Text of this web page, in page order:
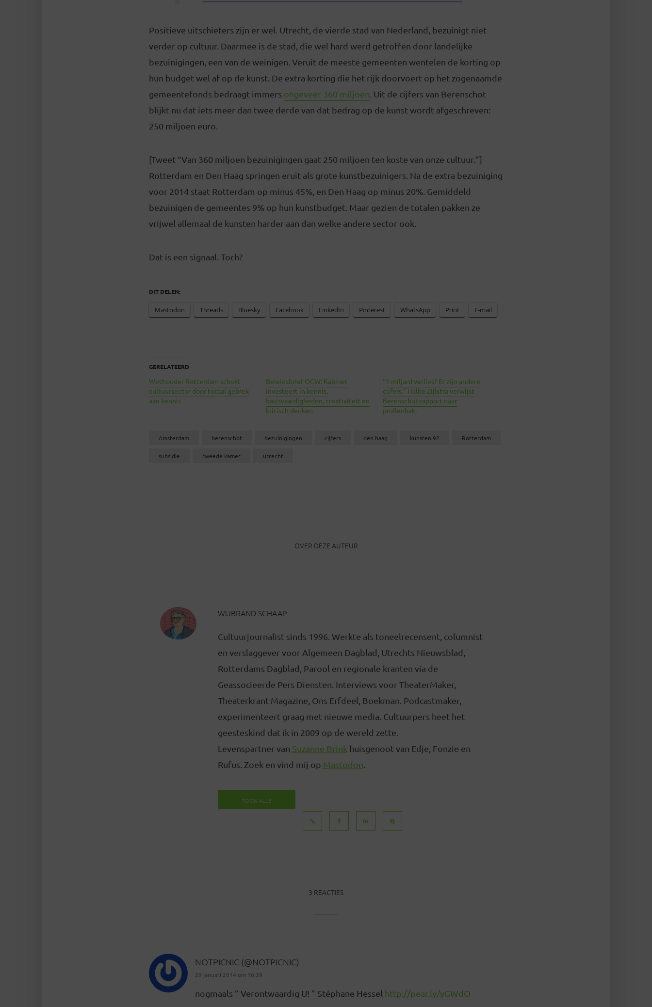
Positieve uitschieters zijn er wel. Utrecht, de vierde stad van Nederland, bezuinigt niet
verder op cultuur. Daarmee is de stad, die wel hard werd getroffen door landelijke
bezuinigingen, een van de weinigen. Veruit de meeste gemeenten wentelen de korting op
hun budget wel af op de kunst. De extra korting die het rijk doorvoert op het zogenaamde
gemeentefonds bedraagt immers ongeveer 360 miljoen . Uit de cijfers van Berenschot
blijkt nu dat iets meer dan twee derde van dat bedrag op de kunst wordt afgeschreven:
250 miljoen euro.
[Tweet “Van 360 miljoen bezuinigingen gaat 250 miljoen ten koste van onze cultuur.”]
Rotterdam en Den Haag springen eruit als grote kunstbezuinigers. Na de extra bezuiniging
voor 2014 staat Rotterdam op minus 45%, en Den Haag op minus 20%. Gemiddeld
bezuinigen de gemeentes 9% op hun kunstbudget. Maar gezien de totalen pakken ze
vrijwel allemaal de kunsten harder aan dan welke andere sector ook.
Dat is een signaal. Toch?
DIT DELEN:
Mastodon Threads Bluesky Facebook LinkedIn Pinterest WhatsApp Print E-mail
GERELATEERD
Wethouder Rotterdam schokt
cultuursector door totaal gebrek
aan kennis
Beleidsbrief OCW: Kabinet
investeert in kennis,
basisvaardigheden, creativiteit en
kritisch denken
“1 miljard verlies? Er zijn andere
cijfers.” Halbe Zijlstra verwijst
Berenschot-rapport naar
prullenbak.
Amsterdam berenschot bezuinigingen cijfers den haag kunsten 92 Rotterdam
subsidie tweede kamer utrecht
OVER DEZE AUTEUR
WIJBRAND SCHAAP
Cultuurjournalist sinds 1996. Werkte als toneelrecensent, columnist
en verslaggever voor Algemeen Dagblad, Utrechts Nieuwsblad,
Rotterdams Dagblad, Parool en regionale kranten via de
Geassocieerde Pers Diensten. Interviews voor TheaterMaker,
Theaterkrant Magazine, Ons Erfdeel, Boekman. Podcastmaker,
experimenteert graag met nieuwe media. Cultuurpers heet het
geesteskind dat ik in 2009 op de wereld zette.
Levenspartner van Suzanne Brink huisgenoot van Edje, Fonzie en
Rufus. Zoek en vind mij op Mastodon
TOON ALLE
3 REACTIES
NOTPICNIC (@NOTPICNIC)
29 januari 2014 om 16:39
nogmaals ” Verontwaardig U! ” Stéphane Hessel http://pear.ly/yGWdO